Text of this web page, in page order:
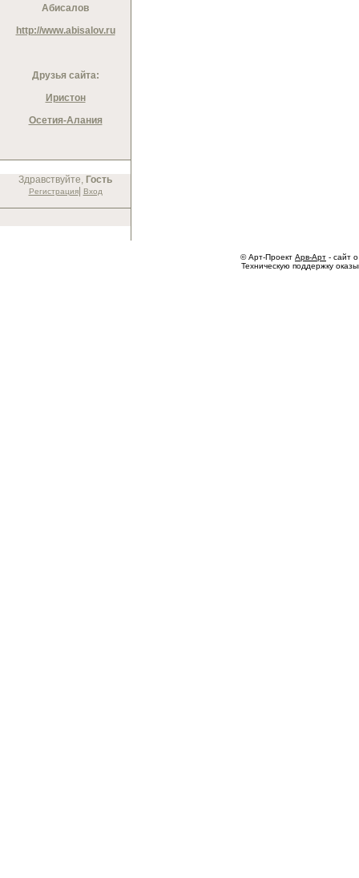
Абисалов
http://www.abisalov.ru
Друзья сайта:
Иристон
Осетия-Алания
Здравствуйте, Гость
Регистрация| Вход
© Арт-Проект Арв-Арт - сайт
Техническую поддержку